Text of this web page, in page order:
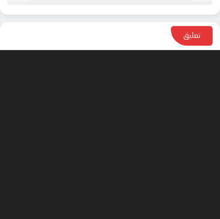
تعليق